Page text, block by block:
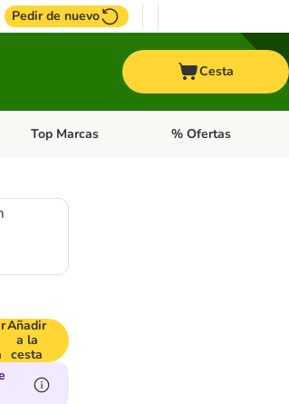
Pedir de nuevo
Cesta
Pájaros
Menú de categoria abierto: Otros animales
Top Marcas Menú de categoria
% Ofertas
Añadir
a la
cesta